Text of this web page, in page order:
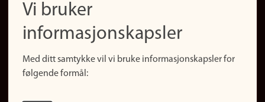
(no)
Finn forsker
Presse
Finn studier
Ledige stillinger
Vi bruker
informasjonskapsler
Med ditt samtykke vil vi bruke informasjonskapsler for
følgende formål: